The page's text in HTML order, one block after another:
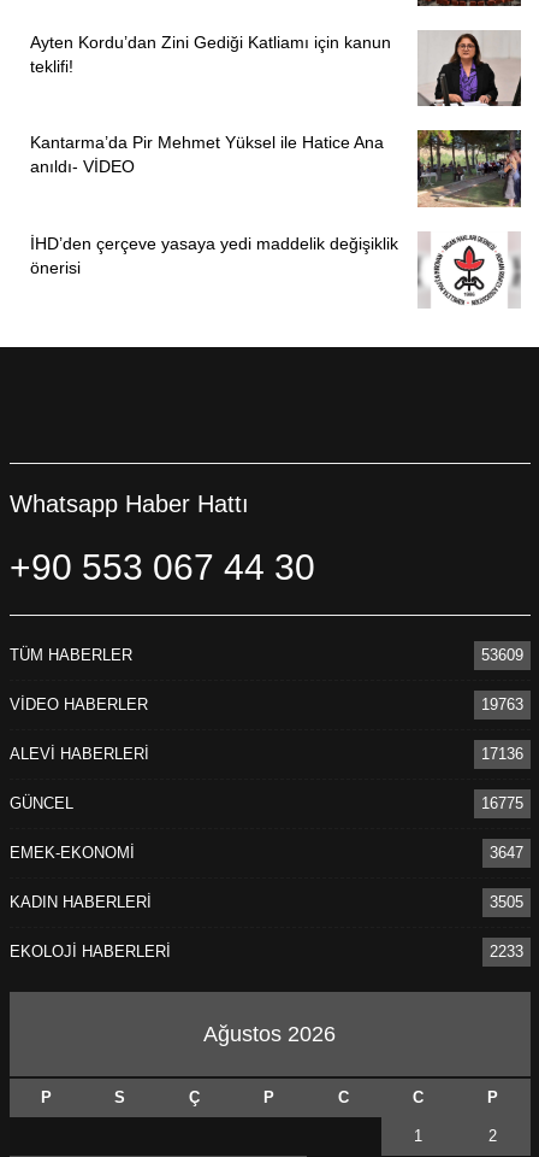
Ayten Kordu’dan Zini Gediği Katliamı için kanun
teklifi!
Kantarma’da Pir Mehmet Yüksel ile Hatice Ana
anıldı- VİDEO
İHD’den çerçeve yasaya yedi maddelik değişiklik
önerisi
Whatsapp Haber Hattı
+90 553 067 44 30
TÜM HABERLER 53609
VİDEO HABERLER 19763
ALEVİ HABERLERİ 17136
GÜNCEL 16775
EMEK-EKONOMİ 3647
KADIN HABERLERİ 3505
EKOLOJİ HABERLERİ 2233
Ağustos 2026
P S Ç P C C P
1 2